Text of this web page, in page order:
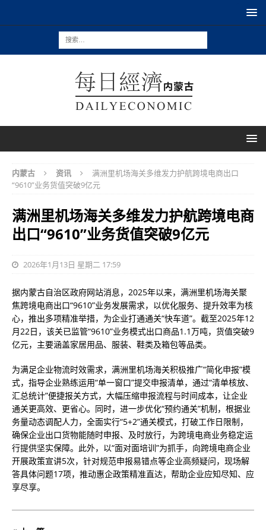
内蒙古 资讯
满洲里机场海关多维发力护航跨境电商出口
“9610”业务货值突破9亿元
满洲里机场海关多维发力护航跨境电商
出口“9610”业务货值突破9亿元
2026年1月13日 星期二 17:59
据内蒙古自治区政府网站消息，2025年以来，满洲里机场海关聚
焦跨境电商出口“9610”业务发展需求，以优化服务、提升效率为核
心，推出多项精准举措，为企业打通通关“快车道”。截至2025年12
月22日，该关已监管“9610”业务模式出口商品1.1万吨，货值突破9
亿元，主要涵盖家居用品、服装、鞋类及箱包等品类。
为满足企业物流时效需求，满洲里机场海关积极推广“简化申报”模
式，指导企业熟练运用“单一窗口”提交申报清单，通过“清单核放、
汇总统计”便捷报关方式，大幅压缩申报流程与时间成本，让企业
通关更高效、更省心。同时，进一步优化“预约通关”机制，根据业
务量动态调配人力，全面实行“5+2”通关模式，打破工作日限制，
确保企业出口货物能随时申报、及时放行，为跨境电商业务稳定运
行提供坚实保障。此外，以“面对面培训”为抓手，向跨境电商企业
开展政策宣讲5次，针对规范申报易错点等企业高频疑问，现场解
答具体问题17项，推动惠企政策精准直达，帮助企业应知尽知、应
享尽享。